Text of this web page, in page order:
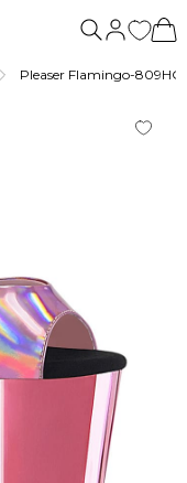
Pleaser Flamingo-809HG